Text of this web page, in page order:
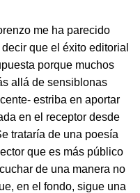
me ha parecido
que el éxito editorial
porque muchos
allá de sensiblonas
estriba en aportar
en el receptor desde
trataría de una poesía
que es más público
de una manera no
en el fondo, sigue una